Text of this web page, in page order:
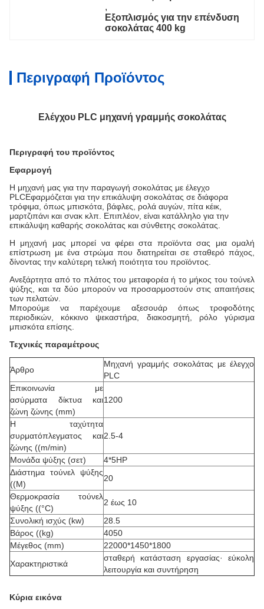
,
Εξοπλισμός για την επένδυση
σοκολάτας 400 kg
Περιγραφή Προϊόντος
Ελέγχου PLC μηχανή γραμμής σοκολάτας
Περιγραφή του προϊόντος
Εφαρμογή
Η μηχανή μας για την παραγωγή σοκολάτας με έλεγχο
PLCΕφαρμόζεται για την επικάλυψη σοκολάτας σε διάφορα
τρόφιμα, όπως μπισκότα, βάφλες, ρολά αυγών, πίτα κέικ,
μαρτζιπάνι και σνακ κλπ. Επιπλέον, είναι κατάλληλο για την
επικάλυψη καθαρής σοκολάτας και σύνθετης σοκολάτας.
Η μηχανή μας μπορεί να φέρει στα προϊόντα σας μια ομαλή
επίστρωση με ένα στρώμα που διατηρείται σε σταθερό πάχος,
δίνοντας την καλύτερη τελική ποιότητα του προϊόντος.
Ανεξάρτητα από το πλάτος του μεταφορέα ή το μήκος του τούνελ
ψύξης, και τα δύο μπορούν να προσαρμοστούν στις απαιτήσεις
των πελατών.
Μπορούμε να παρέχουμε αξεσουάρ όπως τροφοδότης
περιοδικών, κόκκινο ψεκαστήρα, διακοσμητή, ρόλο γύρισμα
μπισκότα επίσης.
Τεχνικές παραμέτρους
Άρθρο
Μηχανή γραμμής σοκολάτας με έλεγχο
PLC
Επικοινωνία με
ασύρματα δίκτυα και
ζώνη ζώνης (mm)
1200
Η ταχύτητα
συρματόπλεγματος και
ζώνης ((m/min)
2.5-4
Μονάδα ψύξης (σετ)
4*5HP
Διάστημα τούνελ ψύξης
((M)
20
Θερμοκρασία τούνελ
ψύξης ((°C)
2 έως 10
Συνολική ισχύς (kw)
28.5
Βάρος ((kg)
4050
Μέγεθος (mm)
22000*1450*1800
Χαρακτηριστικά
σταθερή κατάσταση εργασίας· εύκολη
λειτουργία και συντήρηση
Κύρια εικόνα